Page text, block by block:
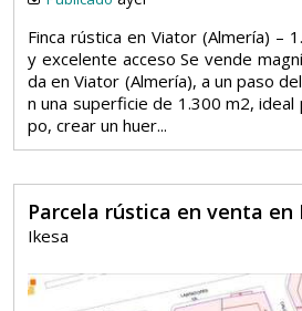
Finca rústica en Viator (Almería) –
y excelente acceso Se vende
da en Viator (Almería), a un paso
n una superficie de 1.300 m2,
po, crear un huer...
Parcela rústica en venta en
Ikesa